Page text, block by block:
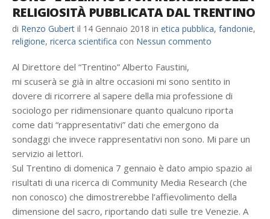
RELIGIOSITÀ PUBBLICATA DAL TRENTINO
di Renzo Gubert il 14 Gennaio 2018 in etica pubblica, fandonie,
religione, ricerca scientifica con Nessun commento
Al Direttore del “Trentino” Alberto Faustini,
mi scuserà se già in altre occasioni mi sono sentito in
dovere di ricorrere al sapere della mia professione di
sociologo per ridimensionare quanto qualcuno riporta
come dati “rappresentativi” dati che emergono da
sondaggi che invece rappresentativi non sono. Mi pare un
servizio ai lettori.
Sul Trentino di domenica 7 gennaio è dato ampio spazio ai
risultati di una ricerca di Community Media Research (che
non conosco) che dimostrerebbe l’affievolimento della
dimensione del sacro, riportando dati sulle tre Venezie. A